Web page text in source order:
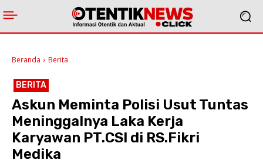
Beranda Berita
BERITA
Askun Meminta Polisi Usut Tuntas
Meninggalnya Laka Kerja
Karyawan PT.CSI di RS.Fikri
Medika